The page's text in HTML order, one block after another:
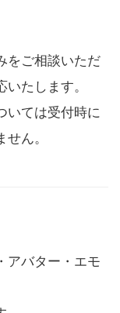
をご相談いただ
たします。
いては受付時に
ん。
アバター・エモ